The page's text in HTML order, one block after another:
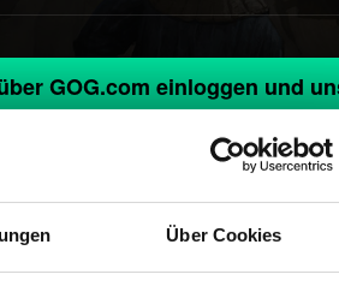
Über Cookies
GOG.com einloggen und